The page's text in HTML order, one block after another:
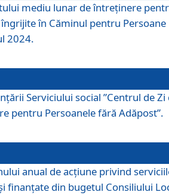
mediu lunar de întreţinere
în Căminul pentru Persoane
2024.
Serviciului social ”Centrul de Zi
pentru Persoanele fără Adăpost”.
anual de acțiune privind
finanțate din bugetul Consiliului